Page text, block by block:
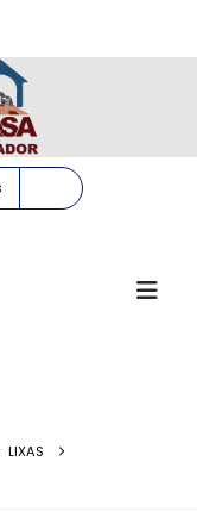
LIXAS